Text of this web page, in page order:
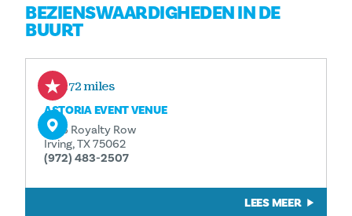
BEZIENSWAARDIGHEDEN IN DE
BUURT
1.72 miles
ASTORIA EVENT VENUE
3216 Royalty Row
Irving, TX 75062
(972) 483-2507
LEES MEER